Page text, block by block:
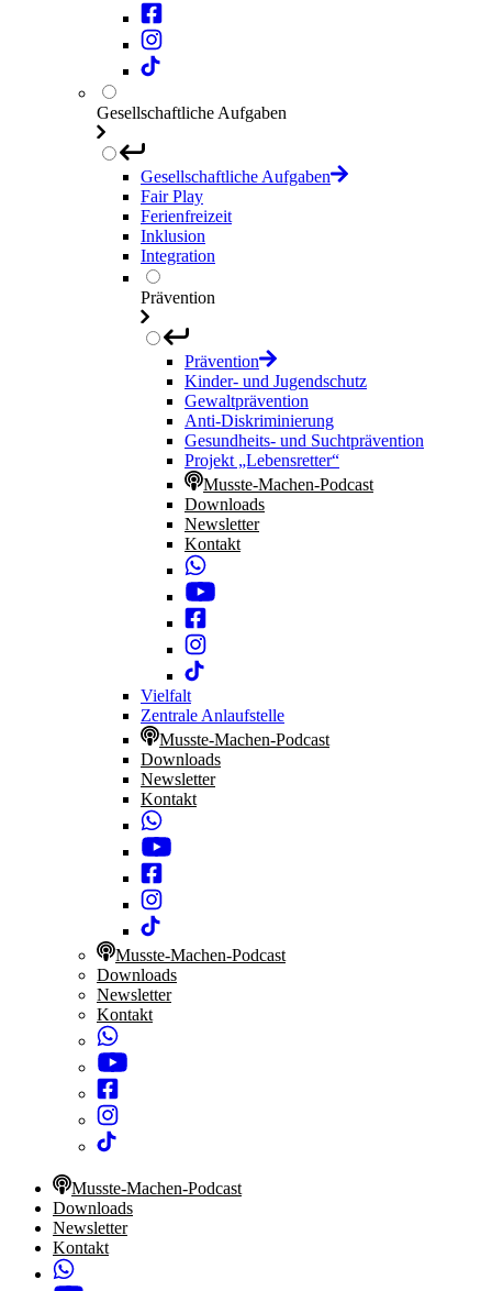
Gesellschaftliche Aufgaben
Gesellschaftliche Aufgaben
Fair Play
Ferienfreizeit
Inklusion
Integration
Prävention
Prävention
Kinder- und Jugendschutz
Gewaltprävention
Anti-Diskriminierung
Gesundheits- und Suchtprävention
Projekt „Lebensretter“
Musste-Machen-Podcast
Downloads
Newsletter
Kontakt
Vielfalt
Zentrale Anlaufstelle
Musste-Machen-Podcast
Downloads
Newsletter
Kontakt
Musste-Machen-Podcast
Downloads
Newsletter
Kontakt
Musste-Machen-Podcast
Downloads
Newsletter
Kontakt